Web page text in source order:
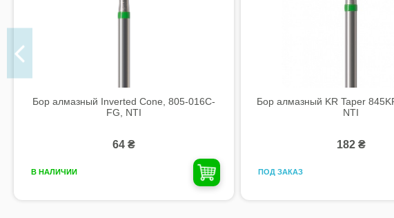
Бор алмазный Inverted Cone, 805-016C-
FG, NTI
64 ₴
В НАЛИЧИИ
Бор алмазный KR Taper
NTI
182 ₴
ПОД ЗАКАЗ